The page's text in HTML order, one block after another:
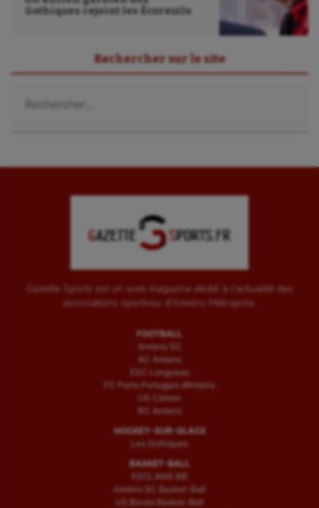
Gothiques rejoint les Écureuils
Rechercher sur le site
Gazette Sports est un web magazine dédié à l'actualité des
associations sportives d'Amiens Métropole.
FOOTBALL
Amiens SC
AC Amiens
ESC Longueau
FC Porto Portugais d’Amiens
US Camon
RC Amiens
HOCKEY-SUR-GLACE
Les Gothiques
BASKET-BALL
ESCLAMS BB
Amiens SC Basket-Ball
US Boves Basket-Ball